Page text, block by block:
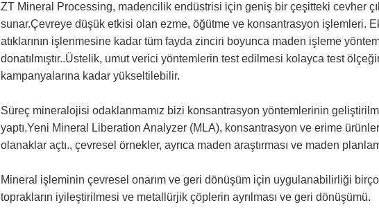
ZT Mineral Processing, madencilik endüstrisi için geniş bir çeşitteki cevher
sunar.Çevreye düşük etkisi olan ezme, öğütme ve konsantrasyon işlemleri.
atıklarının işlenmesine kadar tüm fayda zinciri boyunca maden işleme
donatılmıştır..Üstelik, umut verici yöntemlerin test edilmesi kolayca test
kampanyalarına kadar yükseltilebilir.
Süreç mineralojisi odaklanmamız bizi konsantrasyon yöntemlerinin
yaptı.Yeni Mineral Liberation Analyzer (MLA), konsantrasyon ve erime
olanaklar açtı., çevresel örnekler, ayrıca maden araştırması ve maden
Mineral işleminin çevresel onarım ve geri dönüşüm için uygulanabilirliği
toprakların iyileştirilmesi ve metallürjik çöplerin ayrılması ve geri dönüşümü.